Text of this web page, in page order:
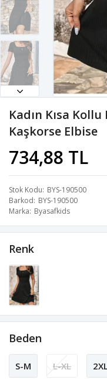
Kadın Kısa Kollu
Kaşkorse Elbise
734,88 TL
Stok Kodu BYS-190500
Barkod BYS-190500
Marka Byasafkids
Renk
Beden
S-M L-XL